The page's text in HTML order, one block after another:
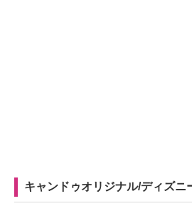
キャンドゥオリジナル/ディズニ